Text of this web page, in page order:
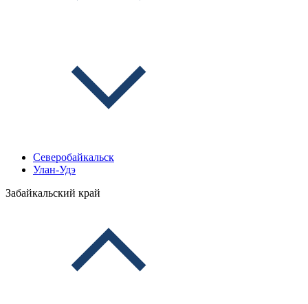
Северобайкальск
Улан-Удэ
Забайкальский край